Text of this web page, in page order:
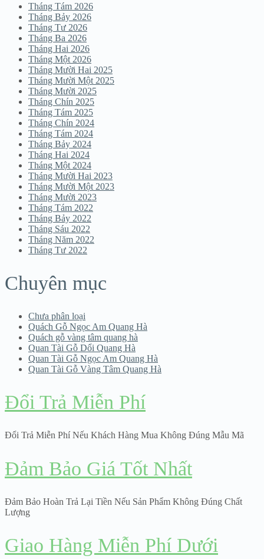
Tháng Tám 2026
Tháng Bảy 2026
Tháng Tư 2026
Tháng Ba 2026
Tháng Hai 2026
Tháng Một 2026
Tháng Mười Hai 2025
Tháng Mười Một 2025
Tháng Mười 2025
Tháng Chín 2025
Tháng Tám 2025
Tháng Chín 2024
Tháng Tám 2024
Tháng Bảy 2024
Tháng Hai 2024
Tháng Một 2024
Tháng Mười Hai 2023
Tháng Mười Một 2023
Tháng Mười 2023
Tháng Tám 2022
Tháng Bảy 2022
Tháng Sáu 2022
Tháng Năm 2022
Tháng Tư 2022
Chuyên mục
Chưa phân loại
Quách Gỗ Ngọc Am Quang Hà
Quách gỗ vàng tâm quang hà
Quan Tài Gỗ Dổi Quang Hà
Quan Tài Gỗ Ngọc Am Quang Hà
Quan Tài Gỗ Vàng Tâm Quang Hà
Đổi Trả Miễn Phí
Đổi Trả Miễn Phí Nếu Khách Hàng Mua Không Đúng Mẫu Mã
Đảm Bảo Giá Tốt Nhất
Đảm Bảo Hoàn Trả Lại Tiền Nếu Sản Phẩm Không Đúng Chất
Lượng
Giao Hàng Miễn Phí Dưới